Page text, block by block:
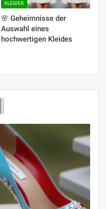
KLEIDER
🌸 Geheimnisse der
Auswahl eines
hochwertigen Kleides